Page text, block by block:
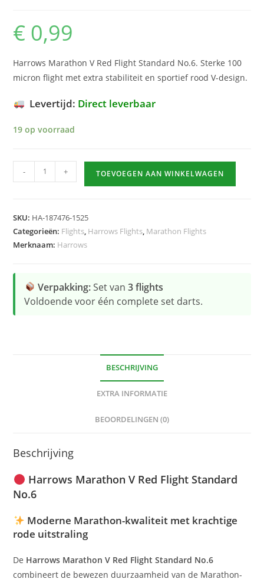
€ 0,99
Harrows Marathon V Red Flight Standard No.6. Sterke 100
micron flight met extra stabiliteit en sportief rood V-design.
Levertijd: Direct leverbaar
19 op voorraad
Marathon
V
hoeveelheid
- + TOEVOEGEN AAN WINKELWAGEN
SKU: HA-187476-1525
Categorieën: Flights, Harrows Flights, Marathon Flights
Merknaam: Harrows
Verpakking:Set van 3 flights
Voldoende voor één complete set darts.
BESCHRIJVING
EXTRA INFORMATIE
BEOORDELINGEN (0)
Beschrijving
Harrows Marathon V Red Flight Standard
No.6
Moderne Marathon-kwaliteit met krachtige
rode uitstraling
De Harrows Marathon V Red Flight Standard No.6
combineert de bewezen duurzaamheid van de Marathon-